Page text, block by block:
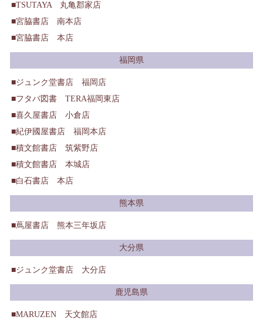
TSUTAYA 丸亀郡家店
宮脇書店 南本店
宮脇書店 本店
福岡県
ジュンク堂書店 福岡店
フタバ図書 TERA福岡東店
喜久屋書店 小倉店
紀伊國屋書店 福岡本店
積文館書店 筑紫野店
積文館書店 本城店
白石書店 本店
熊本県
蔦屋書店 熊本三年坂店
大分県
ジュンク堂書店 大分店
鹿児島県
MARUZEN 天文館店